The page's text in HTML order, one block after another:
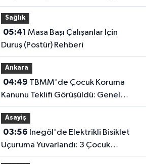
Sağlık
05:41
Duruş (Postür) Rehberi
Ankara
04:49
Kanunu Teklifi Görüşüldü: Genel
Kurul Tamamlandı!
Asayiş
03:56
Uçuruma Yuvarlandı: 3 Çocuk
Yaralandı!